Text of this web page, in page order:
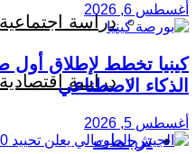
دراسة اجتماعية
دراسة اقتصادية
ترجمات
أغسطس 6, 2026
كينيا تخطط لإطلاق
الذكاء الاصطناعي
أغسطس 5, 2026